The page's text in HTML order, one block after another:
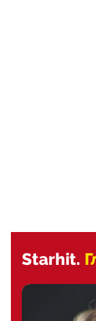
Starhit.